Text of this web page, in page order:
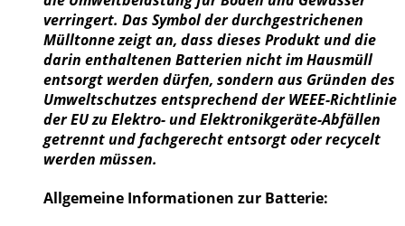
verringert. Das Symbol der durchgestrichenen
Mülltonne zeigt an, dass dieses Produkt und die
darin enthaltenen Batterien nicht im Hausmüll
entsorgt werden dürfen, sondern aus Gründen des
Umweltschutzes entsprechend der WEEE-Richtlinie
der EU zu Elektro- und Elektronikgeräte-Abfällen
getrennt und fachgerecht entsorgt oder recycelt
werden müssen.
Allgemeine Informationen zur Batterie: